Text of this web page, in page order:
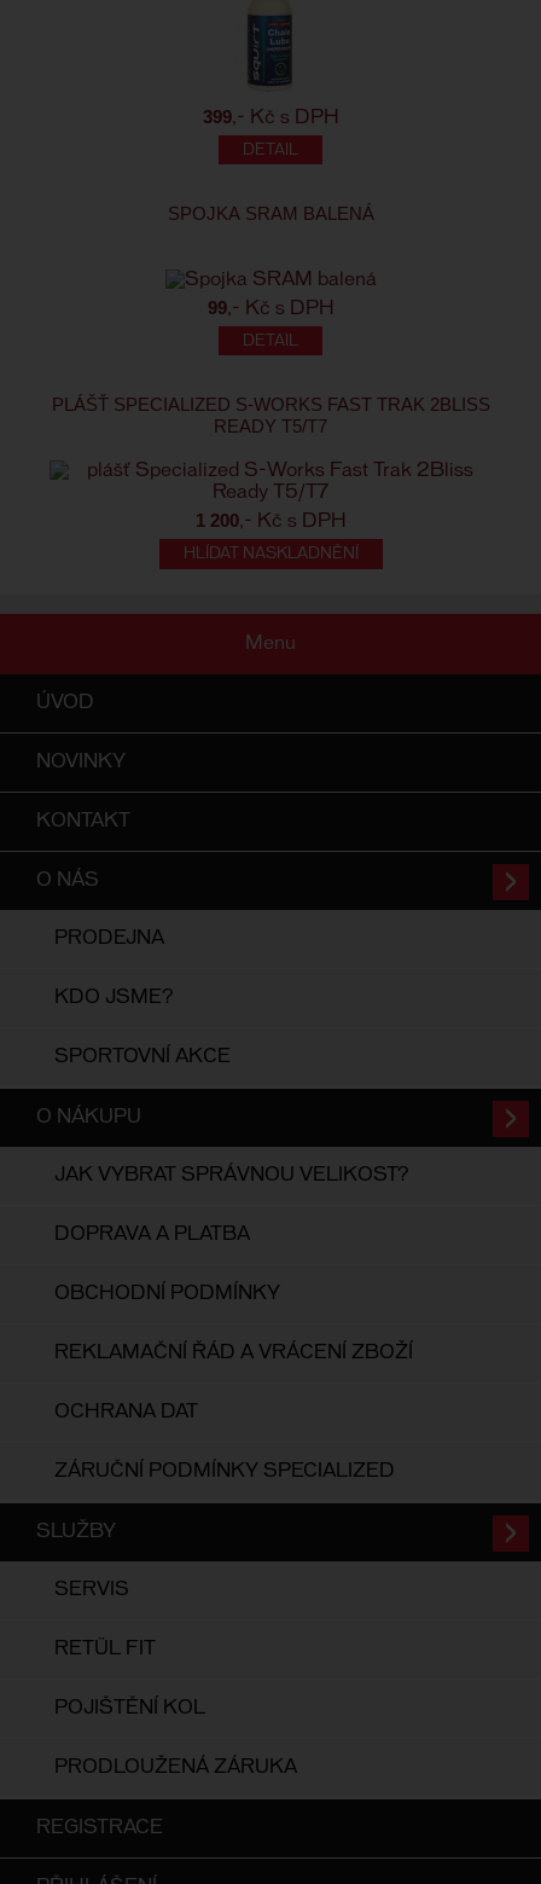
399,- Kč s DPH
SPOJKA SRAM BALENÁ
99,- Kč s DPH
PLÁŠŤ SPECIALIZED S-WORKS FAST TRAK 2BLISS
READY T5/T7
1 200,- Kč s DPH
HLÍDAT NASKLADNĚNÍ
Menu
ÚVOD
NOVINKY
KONTAKT
O NÁS
PRODEJNA
KDO JSME?
SPORTOVNÍ AKCE
O NÁKUPU
JAK VYBRAT SPRÁVNOU VELIKOST?
DOPRAVA A PLATBA
OBCHODNÍ PODMÍNKY
REKLAMAČNÍ ŘÁD A VRÁCENÍ ZBOŽÍ
OCHRANA DAT
ZÁRUČNÍ PODMÍNKY SPECIALIZED
SLUŽBY
SERVIS
RETÜL FIT
POJIŠTĚNÍ KOL
PRODLOUŽENÁ ZÁRUKA
REGISTRACE